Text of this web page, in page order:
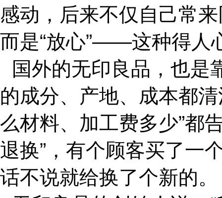
感动，后来不仅自己常
而是“放心”——这种得人
国外的无印良品，也是
的成分、产地、成本都
么材料、加工费多少”都
退换”，有个顾客买了一
话不说就给换了个新的。